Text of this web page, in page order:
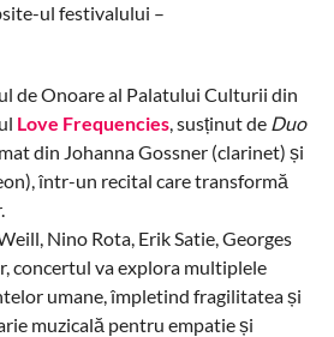
ul festivalului –
de Onoare al Palatului Culturii din
Love Frequencies, susținut de Duo
din Johanna Gossner (clarinet) și
într-un recital care transformă
Nino Rota, Erik Satie, Georges
concertul va explora multiplele
umane, împletind fragilitatea și
muzicală pentru empatie și